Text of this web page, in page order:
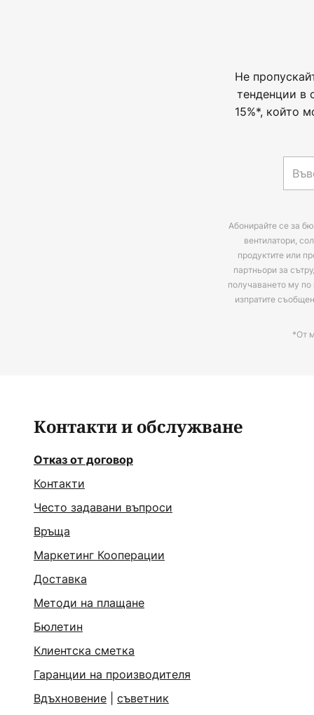
Не
тенденции в
15%*, който
Абонирайте се за
вентилатори,
продуктите или
партньори за
получаването му по
изпратите
*От
Контакти и обслужване
Отказ от договор
Контакти
Често задавани въпроси
Връща
Маркетинг Кооперации
Доставка
Методи на плащане
Бюлетин
Клиентска сметка
Гаранции на производителя
Вдъхновение
съветник